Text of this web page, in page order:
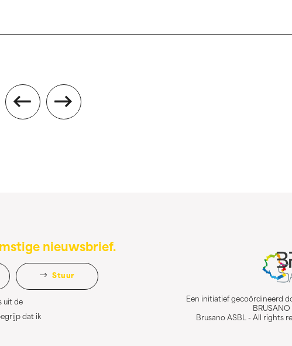
nieuwsbrief.
Stuur
uit de
dat ik
Een initiatief gecoördineerd
Brusano ASBL - All rights